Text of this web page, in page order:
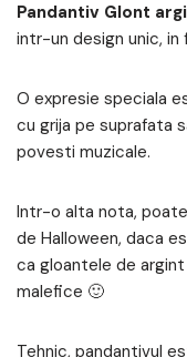
Pandantiv Glont
intr-un design unic, in
O expresie speciala
cu grija pe suprafata
povesti muzicale.
Intr-o alta nota,
de Halloween, daca
ca gloantele de
malefice 🙂
Tehnic, pandantivul